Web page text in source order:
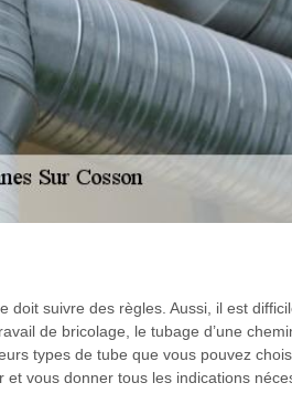
doit suivre des règles. Aussi, il est
de bricolage, le tubage d’une
types de tube que vous pouvez
vous donner tous les indications